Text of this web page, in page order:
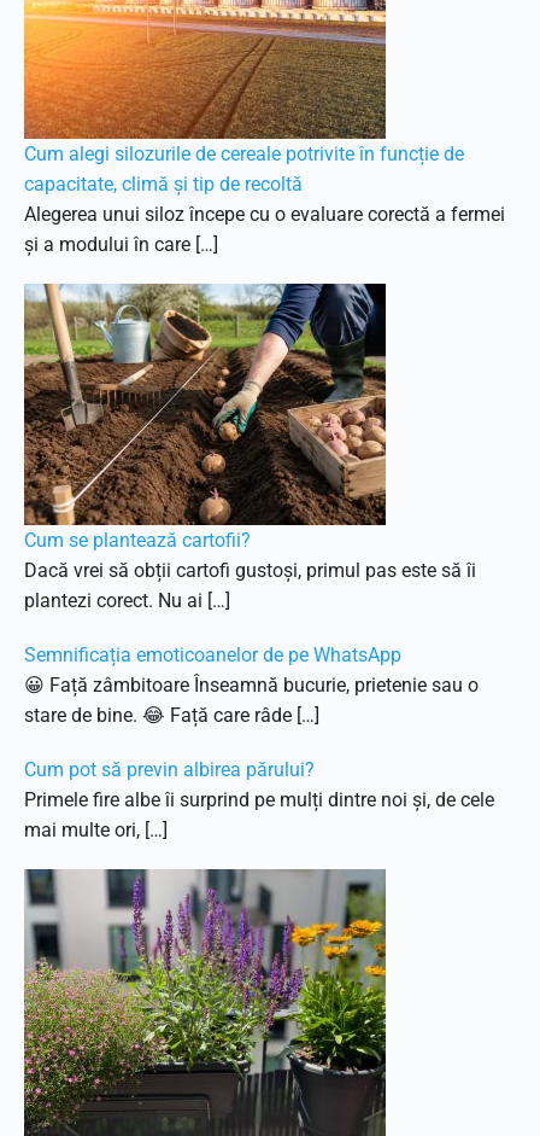
Cum alegi silozurile de cereale potrivite în funcție de
capacitate, climă și tip de recoltă
Alegerea unui siloz începe cu o evaluare corectă a fermei
și a modului în care […]
Cum se plantează cartofii?
Dacă vrei să obții cartofi gustoși, primul pas este să îi
plantezi corect. Nu ai […]
Semnificația emoticoanelor de pe WhatsApp
😀 Față zâmbitoare Înseamnă bucurie, prietenie sau o
stare de bine. 😂 Față care râde […]
Cum pot să previn albirea părului?
Primele fire albe îi surprind pe mulți dintre noi și, de cele
mai multe ori, […]